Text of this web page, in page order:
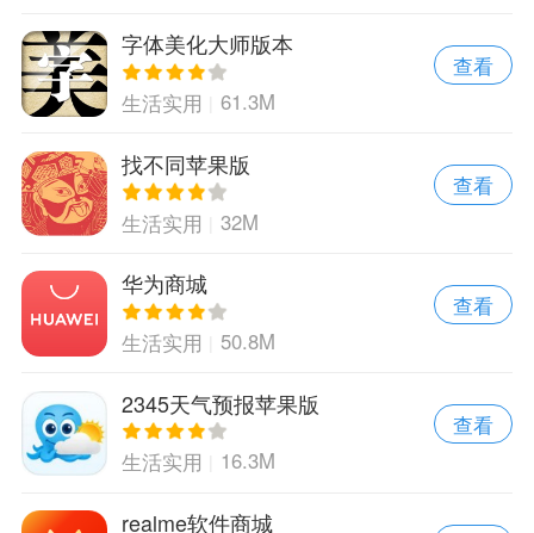
字体美化大师版本
生活实用 61.3M
查看
找不同苹果版
生活实用 32M
查看
华为商城
生活实用 50.8M
查看
2345天气预报苹果版
生活实用 16.3M
查看
realme软件商城